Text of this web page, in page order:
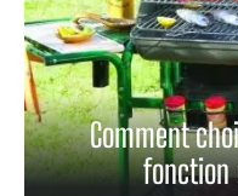
Comment
fonction